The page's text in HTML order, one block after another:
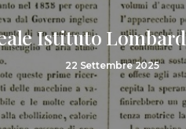
Istituto
22 Settembre 2025